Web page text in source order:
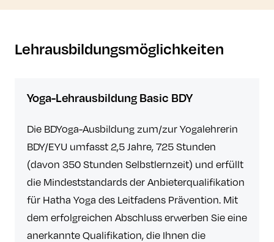
Lehrausbildungsmöglichkeiten
Yoga-Lehrausbildung Basic BDY
Die BDYoga-Ausbildung zum/zur Yogalehrerin
BDY/EYU umfasst 2,5 Jahre, 725 Stunden
(davon 350 Stunden Selbstlernzeit) und erfüllt
die Mindeststandards der Anbieterqualifikation
für Hatha Yoga des Leitfadens Prävention. Mit
dem erfolgreichen Abschluss erwerben Sie eine
anerkannte Qualifikation, die Ihnen die